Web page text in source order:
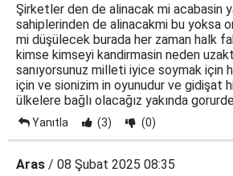
Şirketler den de alinacak mi acabasin
sahiplerinden de alinacakmi bu yoksa
mi düşülecek burada her zaman halk
kimse kimseyi kandirmasin neden
sanıyorsunuz milleti iyice soymak için
için ve sionizim in oyunudur ve gidişat
ülkelere bağlı olacağız yakında
Yanıtla (3) (0)
Aras / 08 Şubat 2025 08:35